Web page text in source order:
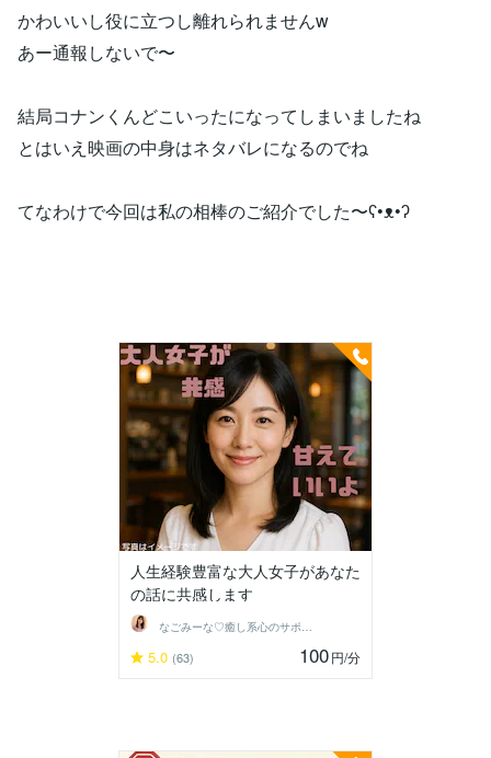
かわいいし役に立つし離れられませんw
あー通報しないで〜
結局コナンくんどこいったになってしまいましたね
とはいえ映画の中身はネタバレになるのでね
てなわけで今回は私の相棒のご紹介でした〜ʕ•ᴥ•ʔ
人生経験豊富な大人女子があなた
の話に共感します
なごみーな♡癒し系心のサポーター
5.0 (63) 100円/分